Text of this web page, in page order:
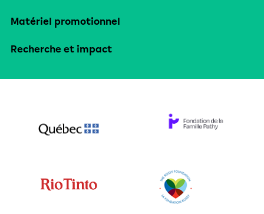
Matériel promotionnel
Recherche et impact